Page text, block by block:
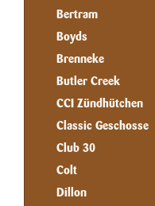
Bertram
Boyds
Brenneke
Butler Creek
CCI Zündhütchen
Classic Geschosse
Club 30
Colt
Dillon